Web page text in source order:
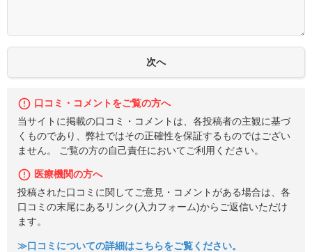
口コミ・コメントをご覧の方へ
当サイトに掲載の口コミ・コメントは、各投稿者の主観に基づ
くものであり、弊社ではその正確性を保証するものではござい
ません。 ご覧の方の自己責任においてご利用ください。
医療機関の方へ
投稿された口コミに関してご意見・コメントがある場合は、各
口コミの末尾にあるリンク(入力フォーム)からご返信いただけ
ます。
≫口コミについての詳細はこちらをご覧ください。